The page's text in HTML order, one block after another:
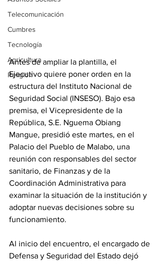
Telecomunicación
Cumbres
Tecnología
Agricultura
Religión
Antes de ampliar la plantilla, el
Ejecutivo quiere poner orden en la
estructura del Instituto Nacional de
Seguridad Social (INSESO). Bajo esa
premisa, el Vicepresidente de la
República, S.E. Nguema Obiang
Mangue, presidió este martes, en el
Palacio del Pueblo de Malabo, una
reunión con responsables del sector
sanitario, de Finanzas y de la
Coordinación Administrativa para
examinar la situación de la institución y
adoptar nuevas decisiones sobre su
funcionamiento.
Al inicio del encuentro, el encargado de
Defensa y Seguridad del Estado dejó